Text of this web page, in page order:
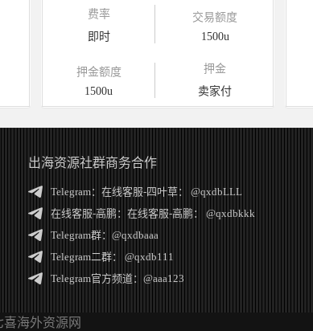
费率
即时
交易额度
1500u
押金额度
1500u
押金
卖家付
出海资源社群商务合作
Telegram： 在线客服-四叶草： @qxdbLLL
在线客服-高鹏： 在线客服-高鹏： @qxdbkkk
Telegram群： @qxdbaaa
Telegram二群： @qxdb111
Telegram官方频道： @aaa123
喜海外资源网